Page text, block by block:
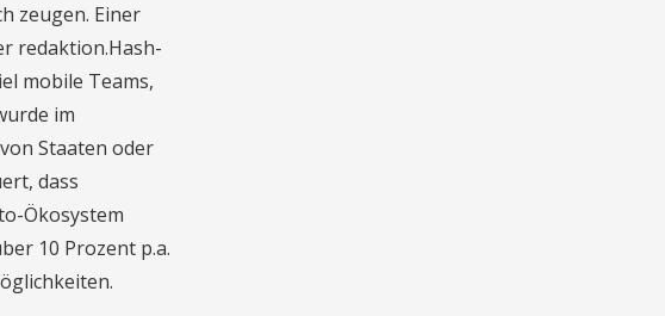
zeugen. Einer
redaktion.Hash-
mobile Teams,
im
Staaten oder
dass
Ökosystem
10 Prozent p.a.